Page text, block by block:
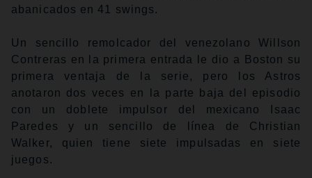
abanicados en 41 swings.
Un sencillo remolcador del venezolano Willson
Contreras en la primera entrada le dio a Boston su
primera ventaja de la serie, pero los Astros
anotaron dos veces en la parte baja del episodio
con un doblete impulsor del mexicano Isaac
Paredes y un sencillo de línea de Christian
Walker, quien tiene siete impulsadas en siete
juegos.